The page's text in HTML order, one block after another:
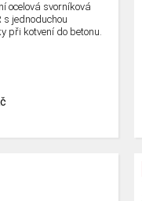
ocelová svorníková
s jednoduchou
při kotvení do betonu.